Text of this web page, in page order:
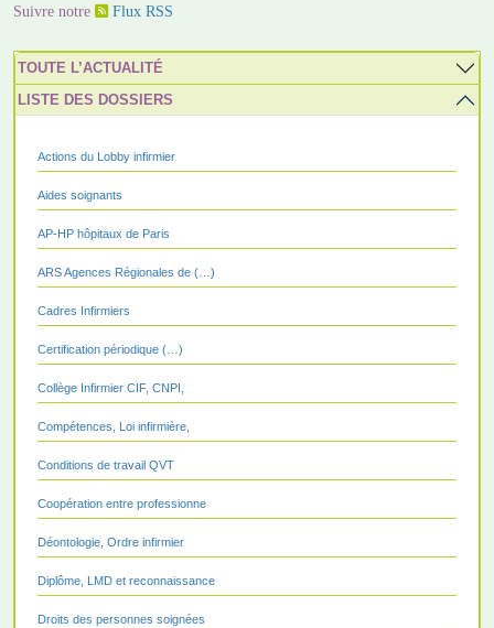
Suivre notre
Flux RSS
TOUTE L’ACTUALITÉ
LISTE DES DOSSIERS
Actions du Lobby infirmier
Aides soignants
AP-HP hôpitaux de Paris
ARS Agences Régionales de (…)
Cadres Infirmiers
Certification périodique (…)
Collège Infirmier CIF, CNPI,
Compétences, Loi infirmière,
Conditions de travail QVT
Coopération entre professionne
Déontologie, Ordre infirmier
Diplôme, LMD et reconnaissance
Droits des personnes soignées